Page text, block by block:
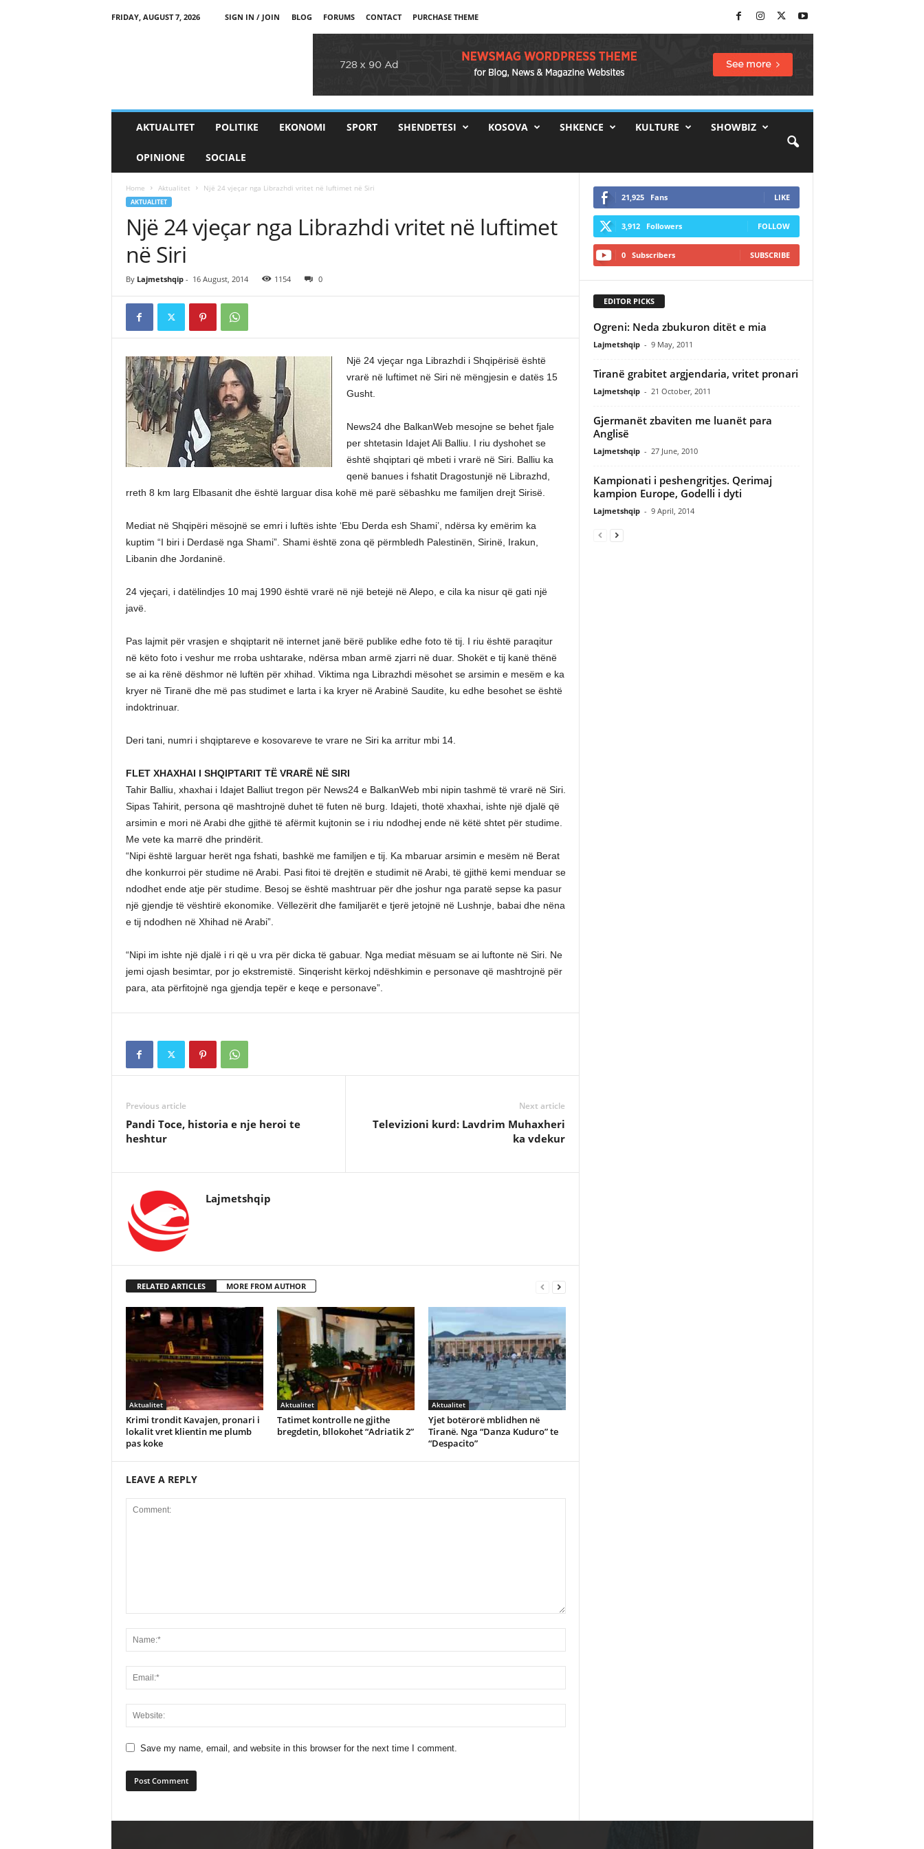
FRIDAY, AUGUST 7, 2026 SIGN IN / JOIN BLOG FORUMS CONTACT PURCHASE THEME
AKTUALITET POLITIKE EKONOMI SPORT SHENDETESI KOSOVA SHKENCE KULTURE SHOWBIZ
OPINIONE SOCIALE
Home Aktualitet Një 24 vjeçar nga Librazhdi vritet në luftimet në Siri
AKTUALITET
Një 24 vjeçar nga Librazhdi vritet në luftimet
në Siri
By Lajmetshqip- 16 August, 2014 1154 0
Një 24 vjeçar nga Librazhdi i Shqipërisë është
vrarë në luftimet në Siri në mëngjesin e datës 15
Gusht.
News24 dhe BalkanWeb mesojne se behet fjale
per shtetasin Idajet Ali Balliu. I riu dyshohet se
është shqiptari që mbeti i vrarë në Siri. Balliu ka
qenë banues i fshatit Dragostunjë në Librazhd,
rreth 8 km larg Elbasanit dhe është larguar disa kohë më parë sëbashku me familjen drejt Sirisë.
Mediat në Shqipëri mësojnë se emri i luftës ishte ‘Ebu Derda esh Shami’, ndërsa ky emërim ka
kuptim “I biri i Derdasë nga Shami”. Shami është zona që përmbledh Palestinën, Sirinë, Irakun,
Libanin dhe Jordaninë.
24 vjeçari, i datëlindjes 10 maj 1990 është vrarë në një betejë në Alepo, e cila ka nisur që gati një
javë.
Pas lajmit për vrasjen e shqiptarit në internet janë bërë publike edhe foto të tij. I riu është paraqitur
në këto foto i veshur me rroba ushtarake, ndërsa mban armë zjarri në duar. Shokët e tij kanë thënë
se ai ka rënë dëshmor në luftën për xhihad. Viktima nga Librazhdi mësohet se arsimin e mesëm e ka
kryer në Tiranë dhe më pas studimet e larta i ka kryer në Arabinë Saudite, ku edhe besohet se është
indoktrinuar.
Deri tani, numri i shqiptareve e kosovareve te vrare ne Siri ka arritur mbi 14.
FLET XHAXHAI I SHQIPTARIT TË VRARË NË SIRI
Tahir Balliu, xhaxhai i Idajet Balliut tregon për News24 e BalkanWeb mbi nipin tashmë të vrarë në Siri.
Sipas Tahirit, persona që mashtrojnë duhet të futen në burg. Idajeti, thotë xhaxhai, ishte një djalë që
arsimin e mori në Arabi dhe gjithë të afërmit kujtonin se i riu ndodhej ende në këtë shtet për studime.
Me vete ka marrë dhe prindërit.
“Nipi është larguar herët nga fshati, bashkë me familjen e tij. Ka mbaruar arsimin e mesëm në Berat
dhe konkurroi për studime në Arabi. Pasi fitoi të drejtën e studimit në Arabi, të gjithë kemi menduar se
ndodhet ende atje për studime. Besoj se është mashtruar për dhe joshur nga paratë sepse ka pasur
një gjendje të vështirë ekonomike. Vëllezërit dhe familjarët e tjerë jetojnë në Lushnje, babai dhe nëna
e tij ndodhen në Xhihad në Arabi”.
“Nipi im ishte një djalë i ri që u vra për dicka të gabuar. Nga mediat mësuam se ai luftonte në Siri. Ne
jemi ojash besimtar, por jo ekstremistë. Sinqerisht kërkoj ndëshkimin e personave që mashtrojnë për
para, ata përfitojnë nga gjendja tepër e keqe e personave”.
Previous article
Pandi Toce, historia e nje heroi te
heshtur
Next article
Televizioni kurd: Lavdrim Muhaxheri
ka vdekur
Lajmetshqip
RELATED ARTICLES MORE FROM AUTHOR
Aktualitet
Krimi trondit Kavajen, pronari i
lokalit vret klientin me plumb
pas koke
Aktualitet
Tatimet kontrolle ne gjithe
bregdetin, bllokohet “Adriatik 2”
Aktualitet
Yjet botërorë mblidhen në
Tiranë. Nga “Danza Kuduro” te
“Despacito”
LEAVE A REPLY
Save my name, email, and website in this browser for the next time I comment.
21,925 Fans LIKE
3,912 Followers FOLLOW
0 Subscribers SUBSCRIBE
EDITOR PICKS
Ogreni: Neda zbukuron ditët e mia
Lajmetshqip - 9 May, 2011
Tiranë grabitet argjendaria, vritet pronari
Lajmetshqip - 21 October, 2011
Gjermanët zbaviten me luanët para
Anglisë
Lajmetshqip - 27 June, 2010
Kampionati i peshengritjes. Qerimaj
kampion Europe, Godelli i dyti
Lajmetshqip - 9 April, 2014